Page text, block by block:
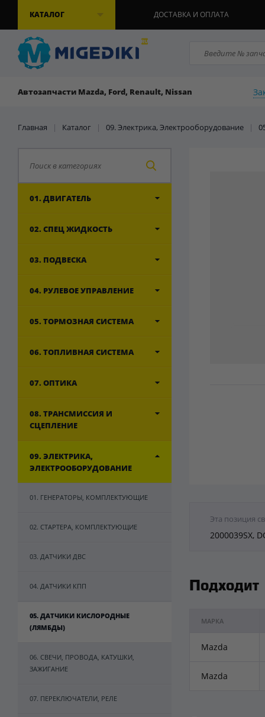
КАТАЛОГ ДОСТАВКА И ОПЛАТА
Автозапчасти Mazda, Ford, Renault, Nissan
Главная | Каталог | 09. Электрика, Электрооборудование |
01. ДВИГАТЕЛЬ
02. СПЕЦ ЖИДКОСТЬ
03. ПОДВЕСКА
04. РУЛЕВОЕ УПРАВЛЕНИЕ
05. ТОРМОЗНАЯ СИСТЕМА
06. ТОПЛИВНАЯ СИСТЕМА
07. ОПТИКА
08. ТРАНСМИССИЯ И
СЦЕПЛЕНИЕ
09. ЭЛЕКТРИКА,
ЭЛЕКТРООБОРУДОВАНИЕ
01. ГЕНЕРАТОРЫ, КОМПЛЕКТУЮЩИЕ
02. СТАРТЕРА, КОМПЛЕКТУЮЩИЕ
03. ДАТЧИКИ ДВС
04. ДАТЧИКИ КПП
05. ДАТЧИКИ КИСЛОРОДНЫЕ
(ЛЯМБДЫ)
06. СВЕЧИ, ПРОВОДА, КАТУШКИ,
ЗАЖИГАНИЕ
07. ПЕРЕКЛЮЧАТЕЛИ, РЕЛЕ
Эта позиция
2000039SX,
Подходит
МАРКА
Mazda
Mazda